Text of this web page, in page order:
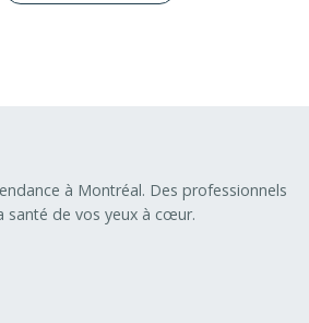
à Montréal. Des professionnels
santé de vos yeux à cœur.